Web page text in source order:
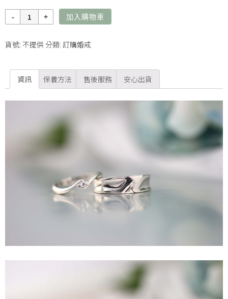
量
加入購物車
貨號: 不提供分類: 訂購婚戒
資訊 保養方法 售後服務 安心出貨